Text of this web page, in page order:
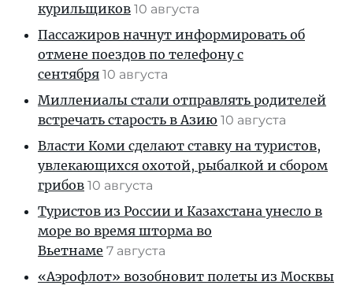
курильщиков 10 августа
Пассажиров начнут информировать об
отмене поездов по телефону с
сентября 10 августа
Миллениалы стали отправлять родителей
встречать старость в Азию 10 августа
Власти Коми сделают ставку на туристов,
увлекающихся охотой, рыбалкой и сбором
грибов 10 августа
Туристов из России и Казахстана унесло в
море во время шторма во
Вьетнаме 7 августа
«Аэрофлот» возобновит полеты из Москвы